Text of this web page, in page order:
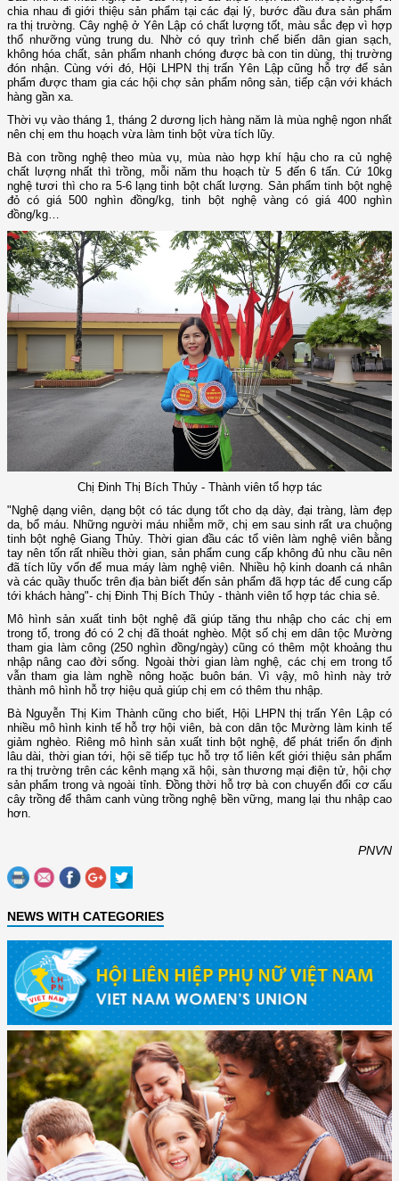
chia nhau đi giới thiệu sản phẩm tại các đại lý, bước đầu đưa sản phẩm
ra thị trường. Cây nghệ ở Yên Lập có chất lượng tốt, màu sắc đẹp vì hợp
thổ nhưỡng vùng trung du. Nhờ có quy trình chế biến dân gian sạch,
không hóa chất, sản phẩm nhanh chóng được bà con tin dùng, thị trường
đón nhận. Cùng với đó, Hội LHPN thị trấn Yên Lập cũng hỗ trợ để sản
phẩm được tham gia các hội chợ sản phẩm nông sản, tiếp cận với khách
hàng gần xa.
Thời vụ vào tháng 1, tháng 2 dương lịch hàng năm là mùa nghệ ngon nhất
nên chị em thu hoạch vừa làm tinh bột vừa tích lũy.
Bà con trồng nghệ theo mùa vụ, mùa nào hợp khí hậu cho ra củ nghệ
chất lượng nhất thì trồng, mỗi năm thu hoạch từ 5 đến 6 tấn. Cứ 10kg
nghệ tươi thì cho ra 5-6 lạng tinh bột chất lượng. Sản phẩm tinh bột nghệ
đỏ có giá 500 nghìn đồng/kg, tinh bột nghệ vàng có giá 400 nghìn
đồng/kg…
Chị Đinh Thị Bích Thủy - Thành viên tổ hợp tác
"Nghệ dạng viên, dạng bột có tác dụng tốt cho dạ dày, đại tràng, làm đẹp
da, bổ máu. Những người máu nhiễm mỡ, chị em sau sinh rất ưa chuộng
tinh bột nghệ Giang Thủy. Thời gian đầu các tổ viên làm nghệ viên bằng
tay nên tốn rất nhiều thời gian, sản phẩm cung cấp không đủ nhu cầu nên
đã tích lũy vốn để mua máy làm nghệ viên. Nhiều hộ kinh doanh cá nhân
và các quầy thuốc trên địa bàn biết đến sản phẩm đã hợp tác để cung cấp
tới khách hàng"- chị Đinh Thị Bích Thủy - thành viên tổ hợp tác chia sẻ.
Mô hình sản xuất tinh bột nghệ đã giúp tăng thu nhập cho các chị em
trong tổ, trong đó có 2 chị đã thoát nghèo. Một số chị em dân tộc Mường
tham gia làm công (250 nghìn đồng/ngày) cũng có thêm một khoảng thu
nhập nâng cao đời sống. Ngoài thời gian làm nghệ, các chị em trong tổ
vẫn tham gia làm nghề nông hoặc buôn bán. Vì vậy, mô hình này trở
thành mô hình hỗ trợ hiệu quả giúp chị em có thêm thu nhập.
Bà Nguyễn Thị Kim Thành cũng cho biết, Hội LHPN thị trấn Yên Lập có
nhiều mô hình kinh tế hỗ trợ hội viên, bà con dân tộc Mường làm kinh tế
giảm nghèo. Riêng mô hình sản xuất tinh bột nghệ, để phát triển ổn định
lâu dài, thời gian tới, hội sẽ tiếp tục hỗ trợ tổ liên kết giới thiệu sản phẩm
ra thị trường trên các kênh mạng xã hội, sàn thương mại điện tử, hội chợ
sản phẩm trong và ngoài tỉnh. Đồng thời hỗ trợ bà con chuyển đổi cơ cấu
cây trồng để thâm canh vùng trồng nghệ bền vững, mang lại thu nhập cao
hơn.
PNVN
NEWS WITH CATEGORIES